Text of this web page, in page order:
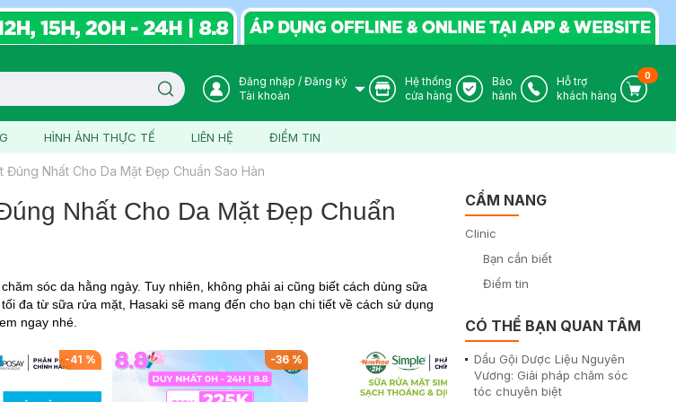
Search icon User Icon
Đăng nhập / Đăng ký
Tài khoản
Store Icon
Hệ thống
cửa hàng
Warranty Icon
Bảo
hành
Phone Icon
Hỗ trợ
khách hàng
Cart
0
HÌNH ẢNH THỰC TẾ LIÊN HỆ ĐIỂM TIN
Đúng Nhất Cho Da Mặt Đẹp Chuẩn Sao Hàn
Nhất Cho Da Mặt Đẹp Chuẩn
sóc da hằng ngày. Tuy nhiên, không phải ai cũng biết cách dùng sữa
đa từ sữa rửa mặt, Hasaki sẽ mang đến cho bạn chi tiết về cách sử dụng
ngay nhé.
-41 % -36 % -33 %
CẨM NANG
Clinic
Bạn cần biết
Điểm tin
CÓ THỂ BẠN QUAN TÂM
Dầu Gội Dược Liệu Nguyên
Vương: Giải pháp chăm sóc
tóc chuyên biệt